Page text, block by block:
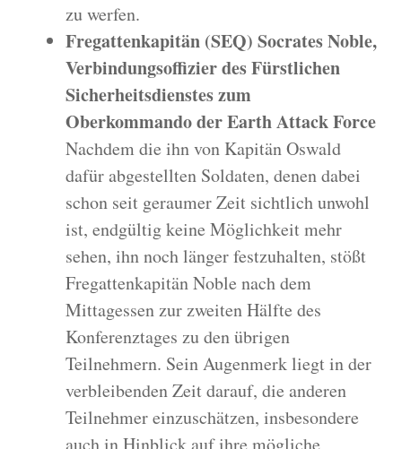
zu werfen.
Fregattenkapitän (SEQ) Socrates Noble,
Verbindungsoffizier des Fürstlichen
Sicherheitsdienstes zum
Oberkommando der Earth Attack Force
Nachdem die ihn von Kapitän Oswald
dafür abgestellten Soldaten, denen dabei
schon seit geraumer Zeit sichtlich unwohl
ist, endgültig keine Möglichkeit mehr
sehen, ihn noch länger festzuhalten, stößt
Fregattenkapitän Noble nach dem
Mittagessen zur zweiten Hälfte des
Konferenztages zu den übrigen
Teilnehmern. Sein Augenmerk liegt in der
verbleibenden Zeit darauf, die anderen
Teilnehmer einzuschätzen, insbesondere
auch in Hinblick auf ihre mögliche